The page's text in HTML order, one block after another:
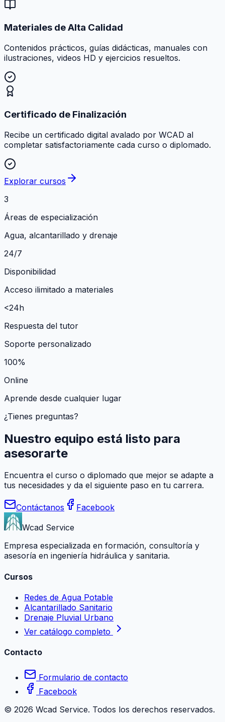
Materiales de Alta Calidad
Contenidos prácticos, guías didácticas, manuales con
ilustraciones, videos HD y ejercicios resueltos.
Certificado de Finalización
Recibe un certificado digital avalado por WCAD al
completar satisfactoriamente cada curso o diplomado.
Explorar cursos
3
Áreas de especialización
Agua, alcantarillado y drenaje
24/7
Disponibilidad
Acceso ilimitado a materiales
<24h
Respuesta del tutor
Soporte personalizado
100%
Online
Aprende desde cualquier lugar
¿Tienes preguntas?
Nuestro equipo está listo para
asesorarte
Encuentra el curso o diplomado que mejor se adapte a
tus necesidades y da el siguiente paso en tu carrera.
Contáctanos
Facebook
Wcad Service
Empresa especializada en formación, consultoría y
asesoría en ingeniería hidráulica y sanitaria.
Cursos
Redes de Agua Potable
Alcantarillado Sanitario
Drenaje Pluvial Urbano
Ver catálogo completo
Contacto
Formulario de contacto
Facebook
© 2026 Wcad Service. Todos los derechos reservados.